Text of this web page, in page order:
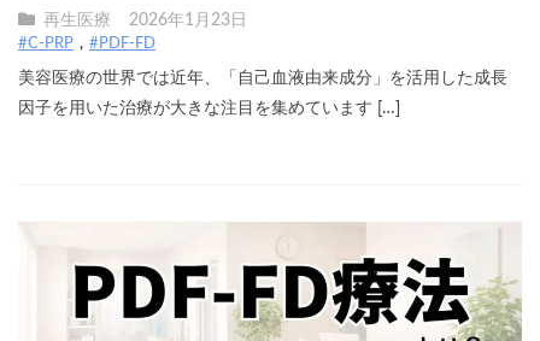
再生医療 2026年1月23日
#C-PRP #PDF-FD
美容医療の世界では近年、「自己血液由来成分」を活用した成長
因子を用いた治療が大きな注目を集めています […]